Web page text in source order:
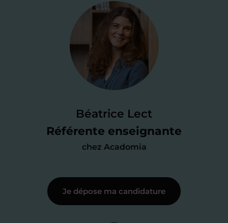
Béatrice Lect
Référente enseignante
chez Acadomia
Je valide ma
candidature
test de 15 minutes
des programmes scolaires(et pouvoir
me mettre à jour au besoin) et
j’échange en direct avec un chargé de
Étape 3
Je dépose ma candidature